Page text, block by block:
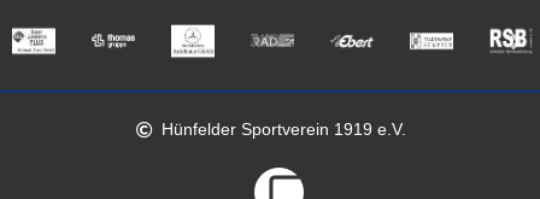
Hünfelder Sportverein 1919 e.V.